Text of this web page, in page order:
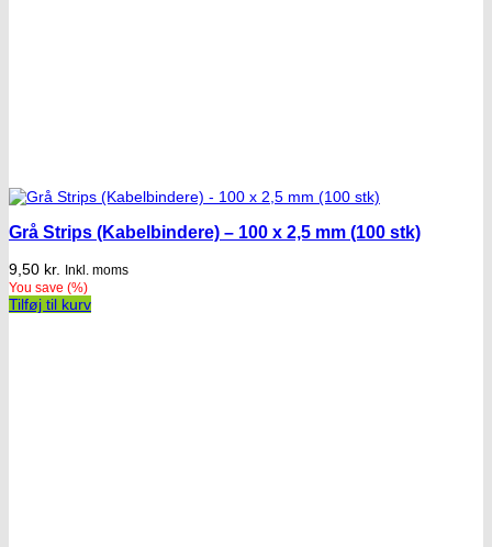
Grå Strips (Kabelbindere) – 100 x 2,5 mm (100 stk)
9,50 kr. Inkl. moms
You save (%)
Tilføj til kurv